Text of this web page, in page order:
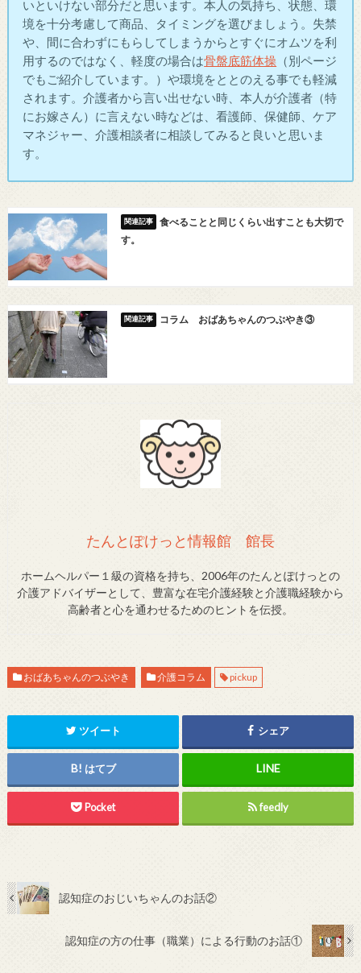
いといけない部分だと思います。本人の気持ち、状態、環
境を十分考慮して商品、タイミングを選びましょう。失禁
や、間に合わずにもらしてしまうからとすぐにオムツを利
用するのではなく、軽度の場合は骨盤底筋体操 （別ページ
でもご紹介しています。）や環境をととのえる事でも軽減
されます。介護者から言い出せない時、本人が介護者（特
にお嫁さん）に言えない時などは、看護師、保健師、ケア
マネジャー、介護相談者に相談してみると良いと思いま
す。
食べることと同じくらい出すことも大切で
す。
コラム おばあちゃんのつぶやき③
たんとぽけっと情報館 館長
ホームヘルパー１級の資格を持ち、2006年のたんとぽけっとの
介護アドバイザーとして、豊富な在宅介護経験と介護職経験から
高齢者と心を通わせるためのヒントを伝授。
おばあちゃんのつぶやき 介護コラム pickup
ツイート シェア
はてブ
Pocket feedly
認知症のおじいちゃんのお話②
認知症の方の仕事（職業）による行動のお話①